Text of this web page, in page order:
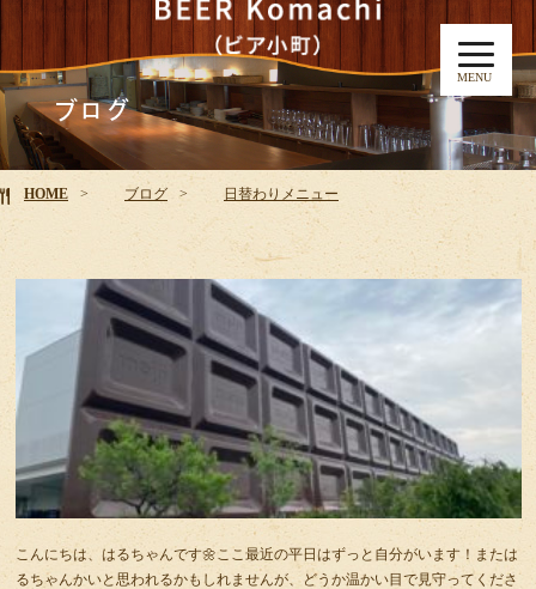
MENU
ブログ
HOME ブログ 日替わりメニュー
こんにちは、はるちゃんです🌼ここ最近の平日はずっと自分がいます！または
るちゃんかいと思われるかもしれませんが、どうか温かい目で見守ってくださ